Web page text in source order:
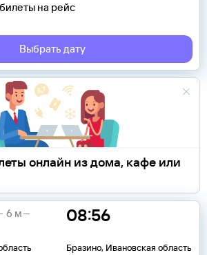
на рейс
Выбрать дату
онлайн из дома, кафе или
08:56
Бразино, Ивановская область
6 м